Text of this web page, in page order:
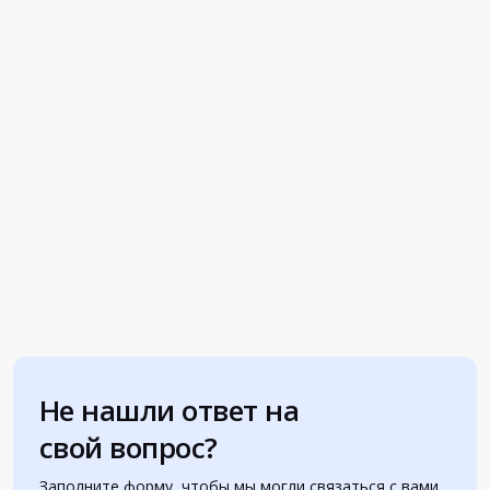
Не нашли ответ на
свой вопрос?